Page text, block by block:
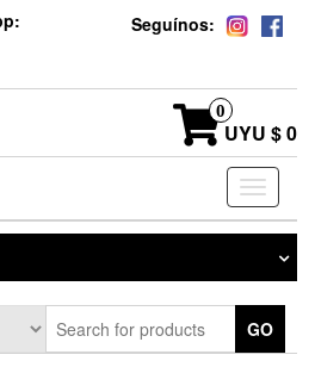
Seguínos:
0
UYU $ 0
Toggle
GO